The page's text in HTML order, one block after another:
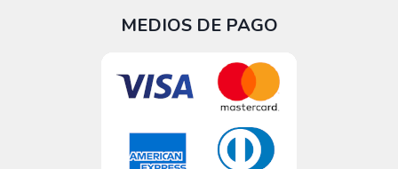
MEDIOS DE PAGO